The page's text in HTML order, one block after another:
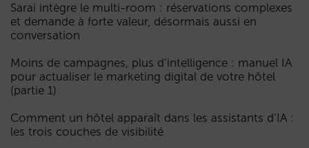
Sarai intègre le multi-room : réservations complexes
et demande à forte valeur, désormais aussi en
conversation
Moins de campagnes, plus d’intelligence : manuel IA
pour actualiser le marketing digital de votre hôtel
(partie 1)
Comment un hôtel apparaît dans les assistants d’IA :
les trois couches de visibilité